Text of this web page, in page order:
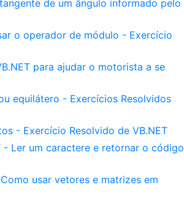
de um ângulo informado pelo
o operador de módulo - Exercício
para ajudar o motorista a se
equilátero - Exercícios Resolvidos
- Exercício Resolvido de VB.NET
- Ler um caractere e retornar o código
usar vetores e matrizes em